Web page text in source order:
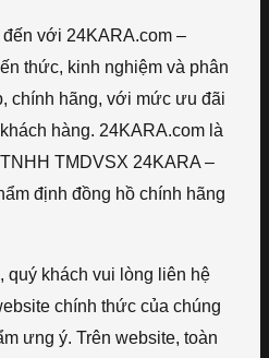
với 24KARA.com –
thức, kinh nghiệm và phân
chính hãng, với mức ưu đãi
hàng. 24KARA.com là
TMDVSX 24KARA –
định đồng hồ chính hãng
khách vui lòng liên hệ
chính thức của chúng
ưng ý. Trên website, toàn